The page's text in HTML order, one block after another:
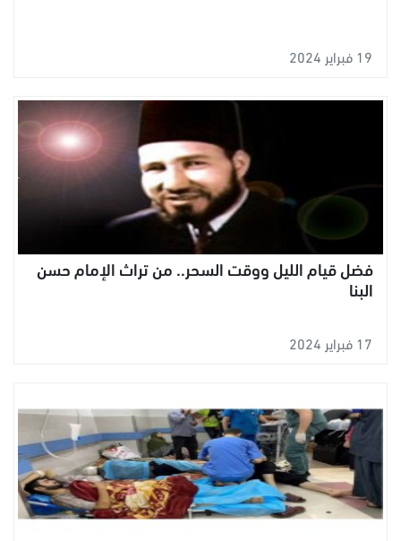
19 فبراير 2024
فضل قيام الليل ووقت السحر.. من تراث الإمام حسن
البنا
17 فبراير 2024